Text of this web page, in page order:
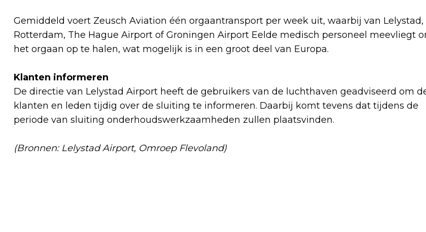
Gemiddeld voert Zeusch Aviation één orgaantransport per week uit, waarbij van Lelystad,
Rotterdam, The Hague Airport of Groningen Airport Eelde medisch personeel meevliegt
het orgaan op te halen, wat mogelijk is in een groot deel van Europa.
Klanten informeren
De directie van Lelystad Airport heeft de gebruikers van de luchthaven geadviseerd om
klanten en leden tijdig over de sluiting te informeren. Daarbij komt tevens dat tijdens de
periode van sluiting onderhoudswerkzaamheden zullen plaatsvinden.
(Bronnen: Lelystad Airport, Omroep Flevoland)